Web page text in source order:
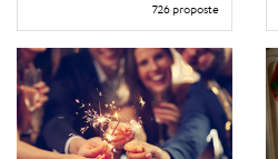
726 proposte